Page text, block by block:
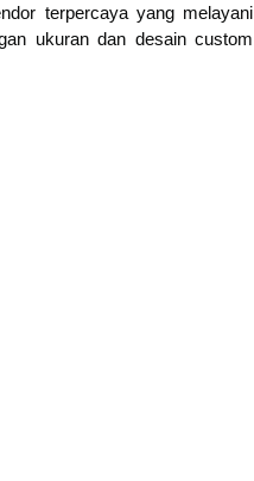
terpercaya yang melayani
ukuran dan desain custom